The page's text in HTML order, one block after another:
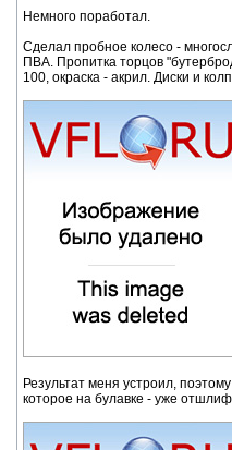
Немного поработал.
Сделал пробное колесо -
ПВА. Пропитка торцов
100, окраска - акрил. Диски и
Результат меня устроил,
которое на булавке - уже